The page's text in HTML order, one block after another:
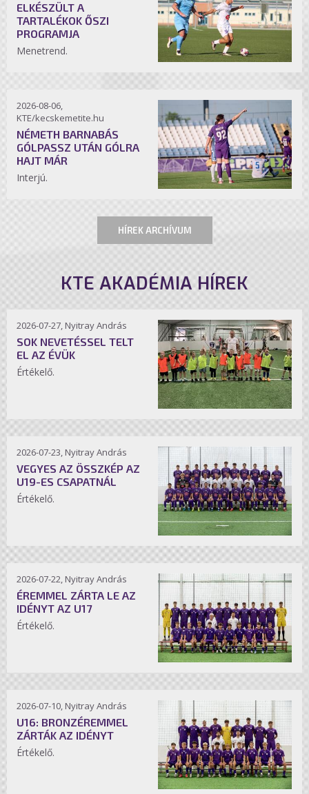
ELKÉSZÜLT A
TARTALÉKOK ŐSZI
PROGRAMJA
Menetrend.
2026-08-06,
KTE/kecskemetite.hu
NÉMETH BARNABÁS
GÓLPASSZ UTÁN GÓLRA
HAJT MÁR
Interjú.
HÍREK ARCHÍVUM
KTE AKADÉMIA HÍREK
2026-07-27, Nyitray András
SOK NEVETÉSSEL TELT
EL AZ ÉVÜK
Értékelő.
2026-07-23, Nyitray András
VEGYES AZ ÖSSZKÉP AZ
U19-ES CSAPATNÁL
Értékelő.
2026-07-22, Nyitray András
ÉREMMEL ZÁRTA LE AZ
IDÉNYT AZ U17
Értékelő.
2026-07-10, Nyitray András
U16: BRONZÉREMMEL
ZÁRTÁK AZ IDÉNYT
Értékelő.